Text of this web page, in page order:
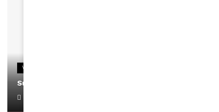
VIDEOS
Support Black Business Wee-kend